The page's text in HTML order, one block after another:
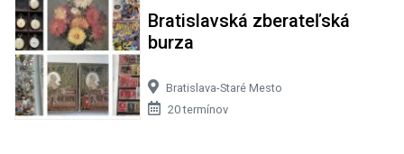
Bratislavská zberateľská
burza
Bratislava-Staré Mesto
20 termínov